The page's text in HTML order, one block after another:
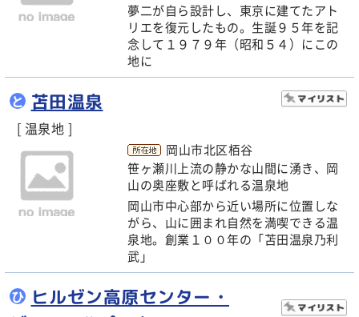
夢二が自ら設計し、東京に建てたアト
リエを復元したもの。生誕９５年を記
念して１９７９年（昭和５４）にこの
地に
と 苫田温泉
[ 温泉地 ]
岡山市北区栢谷
笹ヶ瀬川上流の静かな山間に湧き、岡
山の奥座敷と呼ばれる温泉地
岡山市中心部から近い場所に位置しな
がら、山に囲まれ自然を満喫できる温
泉地。創業１００年の「苫田温泉乃利
武」
ひ ヒルゼン高原センター・